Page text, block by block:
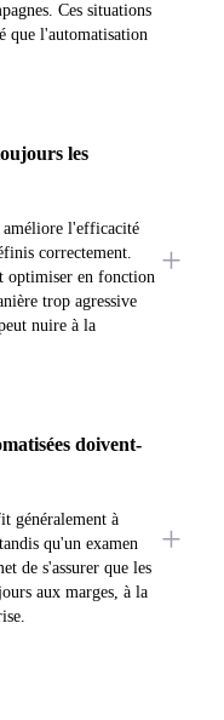
Ces situations
que l'automatisation
les
améliore l'efficacité
correctement.
optimiser en fonction
trop agressive
nuire à la
doivent-
généralement à
qu'un examen
de s'assurer que les
aux marges, à la